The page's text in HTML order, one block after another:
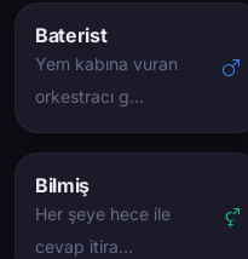
Baterist
Yem kabına vuran
orkestracı g…
Bilmiş
Her şeye hece ile
cevap itira…